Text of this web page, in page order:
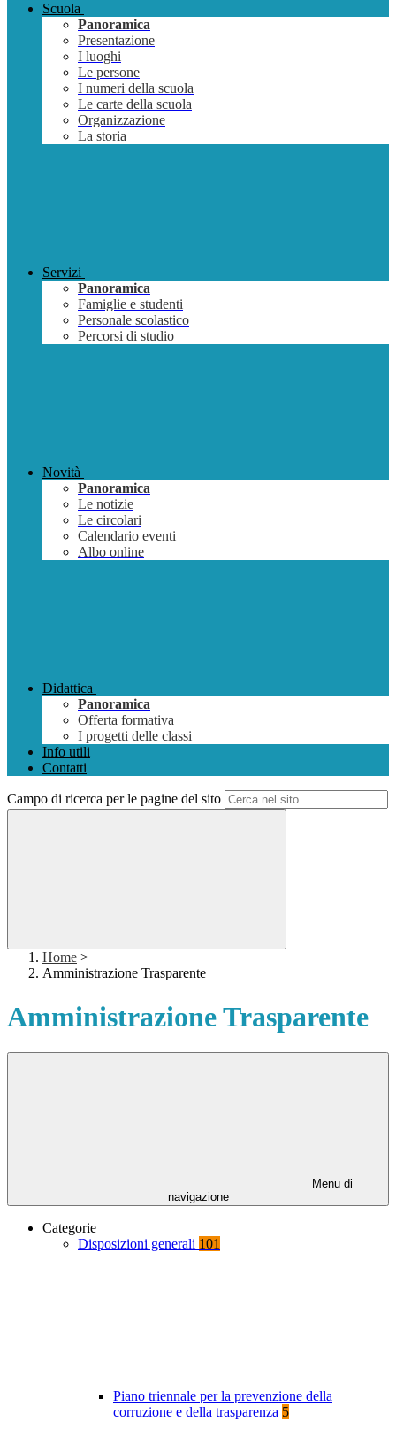
Scuola
Panoramica
Presentazione
I luoghi
Le persone
I numeri della scuola
Le carte della scuola
Organizzazione
La storia
Servizi
Panoramica
Famiglie e studenti
Personale scolastico
Percorsi di studio
Novità
Panoramica
Le notizie
Le circolari
Calendario eventi
Albo online
Didattica
Panoramica
Offerta formativa
I progetti delle classi
Info utili
Contatti
Campo di ricerca per le pagine del sito
Home >
Amministrazione Trasparente
Amministrazione Trasparente
Menu di
navigazione
Categorie
Disposizioni generali 101
Piano triennale per la prevenzione della
corruzione e della trasparenza 5